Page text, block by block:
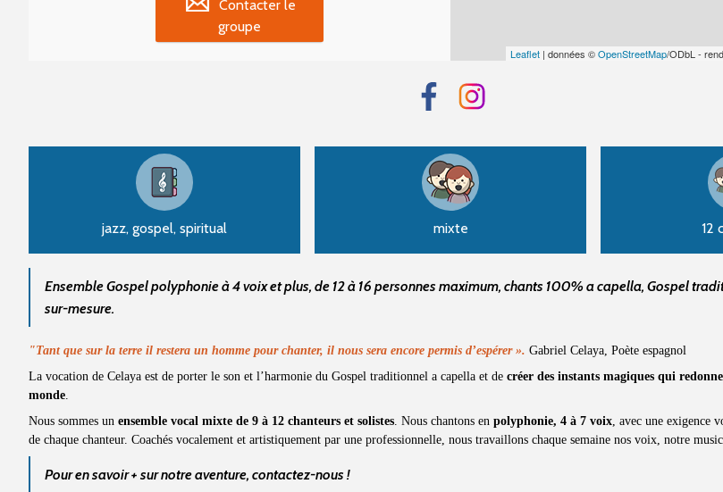
Contacter le
groupe
Leaflet | données ©OpenStreetMap/ODbL -
jazz, gospel, spiritual mixte 12
Ensemble Gospel polyphonie à 4 voix et plus, de 12 à 16 personnes maximum, chants 100% a capella, Gospel
sur-mesure.
"Tant que sur la terre il restera un homme pour chanter, il nous sera encore permis d’espérer ». Gabriel Celaya, Poète espagnol
La vocation de Celaya est de porter le son et l’harmonie du Gospel traditionnel a capella et de créer des instants magiques qui
monde
Nous sommes un ensemble vocal mixte de 9 à 12 chanteurs et solistes Nous chantons en polyphonie, 4 à 7 voix , avec une exigence
de chaque chanteur. Coachés vocalement et artistiquement par une professionnelle, nous travaillons chaque semaine nos voix, notre
Pour en savoir + sur notre aventure, contactez-nous !